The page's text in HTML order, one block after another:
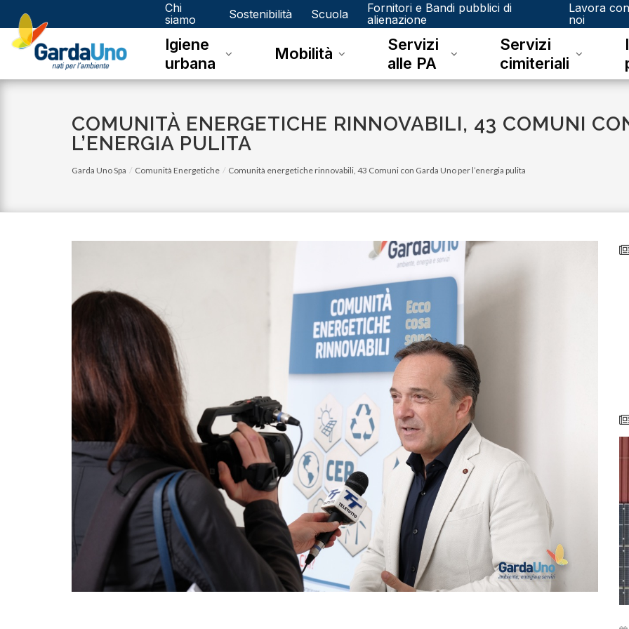
Gardauno
Spa
Chi
siamo
Sostenibilità Scuola
Fornitori e Bandi pubblici di
alienazione
Lavora con
noi
Igiene
urbana
Mobilità
Servizi
alle PA
Servizi
cimiteriali
COMUNITÀ ENERGETICHE RINNOVABILI, 43 COMUNI
L’ENERGIA PULITA
Garda Uno Spa Comunità Energetiche Comunità energetiche rinnovabili, 43 Comuni con Garda Uno per l’energia pulita
mercoledì 28 giugno 2023
Tutte le novità delle Comunità Energetiche:
le video interviste al convegno di Confservizi
venerdì 26 maggio 2023
Comu­nità ener­ge­ti­che - Ecco il piano di
Garda Uno per 43 Comuni bre­sciani